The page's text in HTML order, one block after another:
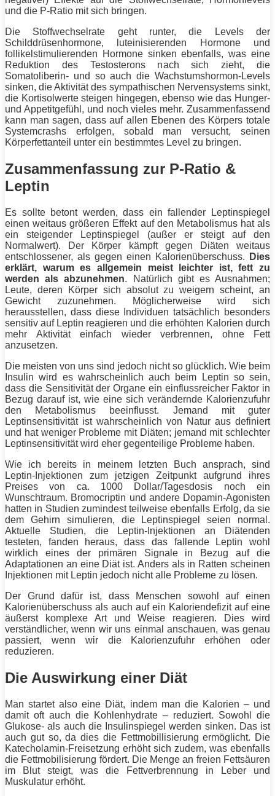
und die P-Ratio mit sich bringen.
Die Stoffwechselrate geht runter, die Levels der
Schilddrüsenhormone, luteinisierenden Hormone und
follikelstimulierenden Hormone sinken ebenfalls, was eine
Reduktion des Testosterons nach sich zieht, die
Somatoliberin- und so auch die Wachstumshormon-Levels
sinken, die Aktivität des sympathischen Nervensystems sinkt,
die Kortisolwerte steigen hingegen, ebenso wie das Hunger-
und Appetitgefühl, und noch vieles mehr. Zusammenfassend
kann man sagen, dass auf allen Ebenen des Körpers totale
Systemcrashs erfolgen, sobald man versucht, seinen
Körperfettanteil unter ein bestimmtes Level zu bringen.
Zusammenfassung zur P-Ratio &
Leptin
Es sollte betont werden, dass ein fallender Leptinspiegel
einen weitaus größeren Effekt auf den Metabolismus hat als
ein steigender Leptinspiegel (außer er steigt auf den
Normalwert). Der Körper kämpft gegen Diäten weitaus
entschlossener, als gegen einen Kalorienüberschuss.
Dies
erklärt, warum es allgemein meist leichter ist,fett zu
werden als abzunehmen. Natürlich gibt es Ausnahmen;
Leute, deren Körper sich absolut zu weigern scheint, an
Gewicht zuzunehmen. Möglicherweise wird sich
herausstellen, dass diese Individuen tatsächlich besonders
sensitiv auf Leptin reagieren und die erhöhten Kalorien durch
mehr Aktivität einfach wieder verbrennen, ohne
Fett
anzusetzen.
Die meisten von uns sind jedoch nicht so glücklich. Wie beim
Insulin wird es wahrscheinlich auch beim Leptin so sein,
dass die Sensitivität der Organe ein einflussreicher Faktor in
Bezug darauf ist, wie eine sich verändernde Kalorienzufuhr
den Metabolismus beeinflusst. Jemand mit guter
Leptinsensitivität ist wahrscheinlich von Natur aus definiert
und hat weniger Probleme mit Diäten; jemand mit schlechter
Leptinsensitivität wird eher gegenteilige Probleme haben.
Wie ich bereits in meinem letzten Buch ansprach, sind
Leptin-Injektionen zum jetzigen Zeitpunkt aufgrund ihres
Preises von ca. 1000 Dollar/Tagesdosis noch ein
Wunschtraum. Bromocriptin und andere Dopamin-Agonisten
hatten in Studien zumindest teilweise ebenfalls Erfolg, da sie
dem Gehirn simulieren, die Leptinspiegel seien normal.
Aktuelle Studien, die Leptin-Injektionen an Diätenden
testeten, fanden heraus, dass das fallende Leptin wohl
wirklich eines der primären Signale in Bezug auf die
Adaptationen an eine Diätist. Anders als in Ratten scheinen
Injektionen mit Leptin jedoch nicht alle Probleme zu lösen.
Der Grund dafür ist, dass Menschen sowohl auf einen
Kalorienüberschuss als auch auf ein Kaloriendefizit auf eine
äußerst komplexe Art und Weise reagieren. Dies wird
verständlicher, wenn wir uns einmal anschauen, was genau
passiert, wenn wir die Kalorienzufuhr erhöhen oder
reduzieren.
Die Auswirkung einer Diät
Man startet also eine Diät, indem man die Kalorien – und
damit oft auch die Kohlenhydrate – reduziert. Sowohl die
Glukose- als auch die Insulinspiegel werden sinken. Das ist
auch gut so, da dies die Fettmobillisierung ermöglicht. Die
Katecholamin-Freisetzung erhöht sich zudem, was ebenfalls
die Fettmobilisierung fördert. Die Menge an freien Fettsäuren
im Blut steigt, was die Fettverbrennung in Leber und
Muskulatur erhöht.